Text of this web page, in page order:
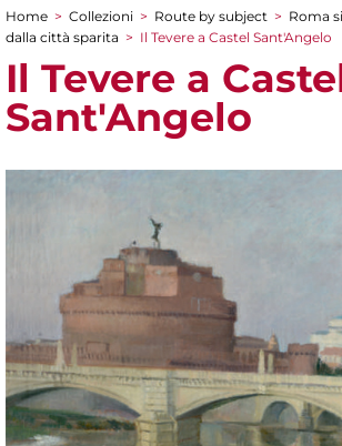
You are here
Home > Collezioni > Route by subject > Roma
dalla città sparita > Il Tevere a Castel Sant'Angelo
Il Tevere a
Sant'Angelo